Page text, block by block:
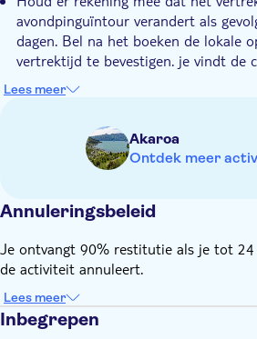
avondpinguïntour verandert als
dagen. Bel na het boeken de lokale
vertrektijd te bevestigen. je vindt de
weersomstandigheden, is de
mensen met loopproblemen of
Verrekijker en camouflageuitrusting
meenemen, aangezien de verstrekte
De minimumleeftijd om deel te
2 jaar oud
In de zomer wordt aanbevolen om te
de tour deelneemt
Lees meer
Akaroa
Ontdek meer
Annuleringsbeleid
Je ontvangt 90% restitutie als je tot 24
de activiteit annuleert.
Lees meer
Inbegrepen